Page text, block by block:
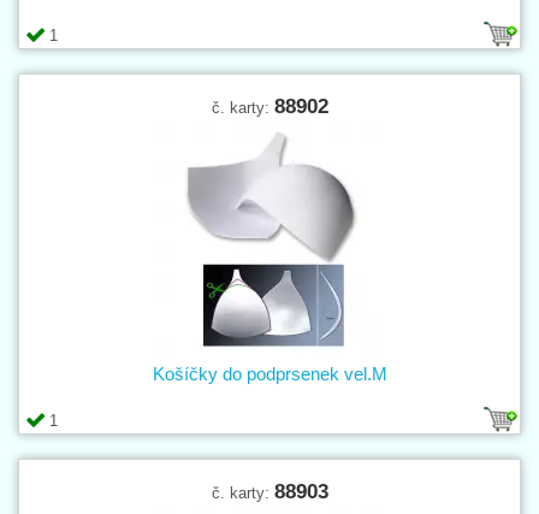
1
č. karty: 88902
1
Košíčky do podprsenek vel.M
č. karty: 88903